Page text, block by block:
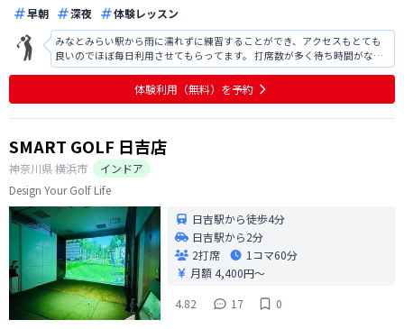
早朝
深夜 体験レッスン
みなとみらい駅から雨に濡れずに練習することができ、アクセスもとても
良いのでほぼ毎日利用させてもらってます。 打席数が多く待ち時間がなく
気軽にふらっと利用できるのもとても良いです！
体験利用（無料）を予約
SMART GOLF 日吉店
神奈川県横浜市
インドア
Design Your Golf Life
日吉駅から徒歩4分
日吉駅から2分
2打席
1コマ60分
月額 4,400円〜
4.82
17 0